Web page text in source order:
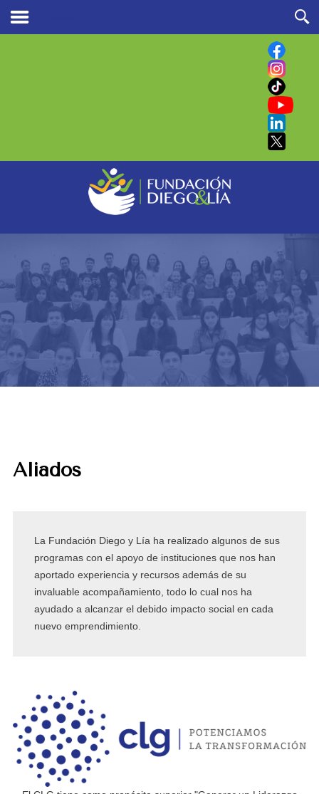
en nuestro sitio
Aliados
La Fundación Diego y Lía ha realizado algunos de sus
programas con el apoyo de instituciones que nos han
aportado experiencia y recursos además de su
invaluable acompañamiento, todo lo cual nos ha
ayudado a alcanzar el debido impacto social en cada
nuevo emprendimiento.